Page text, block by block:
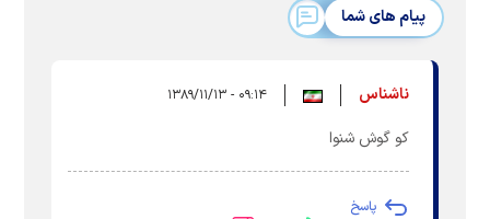
پیام های شما
ناشناس ۰۹:۱۴ - ۱۳۸۹/۱۱/۱۳
کو گوش شنوا
پاسخ